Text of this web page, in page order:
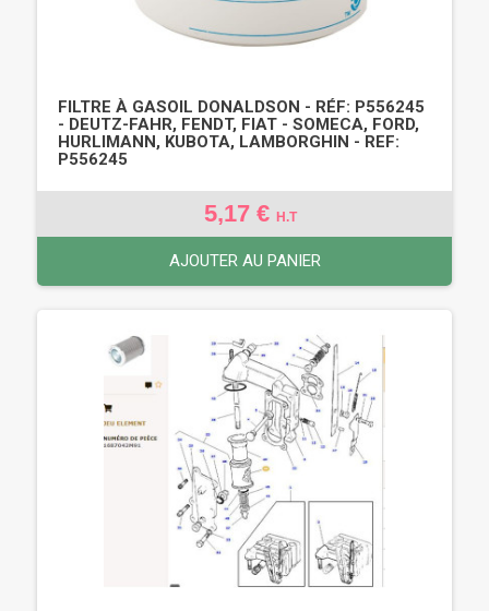
FILTRE À GASOIL DONALDSON - RÉF: P556245
- DEUTZ-FAHR, FENDT, FIAT - SOMECA, FORD,
HURLIMANN, KUBOTA, LAMBORGHIN - REF:
P556245
5,17 € H.T
AJOUTER AU PANIER